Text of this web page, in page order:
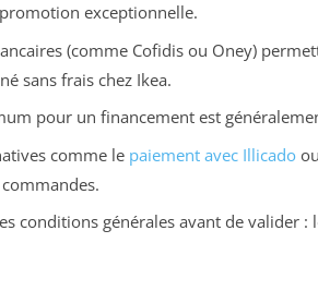
exceptionnelle.
(comme Cofidis ou Oney)
sans frais chez Ikea.
pour un financement est
comme le paiement avec Illicado
conditions générales avant de valider :